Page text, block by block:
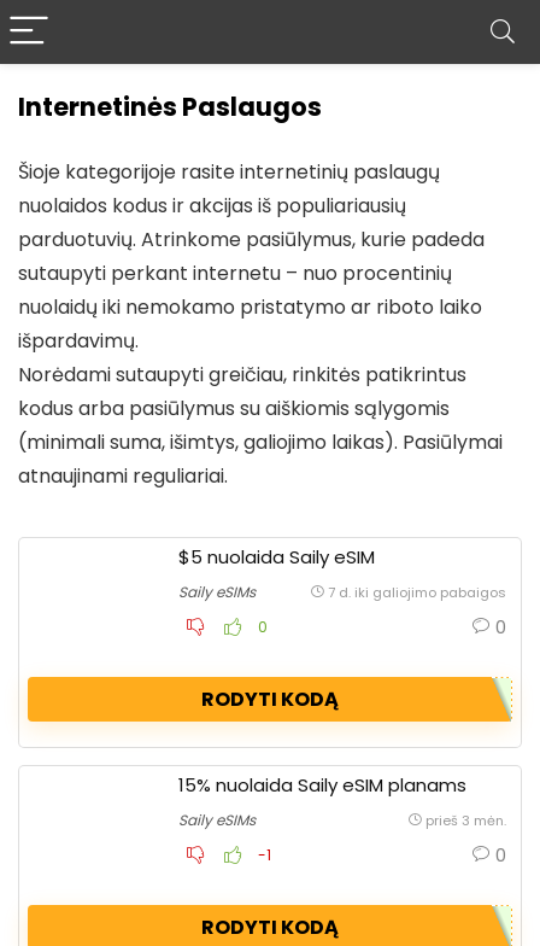
Internetinės Paslaugos
Šioje kategorijoje rasite internetinių paslaugų
nuolaidos kodus ir akcijas iš populiariausių
parduotuvių. Atrinkome pasiūlymus, kurie padeda
sutaupyti perkant internetu – nuo procentinių
nuolaidų iki nemokamo pristatymo ar riboto laiko
išpardavimų.
Norėdami sutaupyti greičiau, rinkitės patikrintus
kodus arba pasiūlymus su aiškiomis sąlygomis
(minimali suma, išimtys, galiojimo laikas). Pasiūlymai
atnaujinami reguliariai.
$5 nuolaida Saily eSIM
Saily eSIMs 7 d. iki galiojimo pabaigos
0 0
RODYTI KODĄ
15% nuolaida Saily eSIM planams
Saily eSIMs prieš 3 mėn.
-1 0
RODYTI KODĄ